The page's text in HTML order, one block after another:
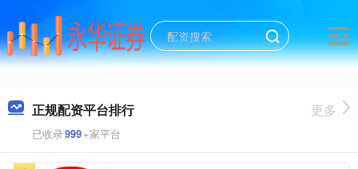
正规配资平台排行
已收录999+家平台
更多